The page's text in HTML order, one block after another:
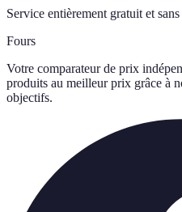
Service entièrement gratuit et
Fours
Votre comparateur de prix
produits au meilleur prix grâce à
objectifs.